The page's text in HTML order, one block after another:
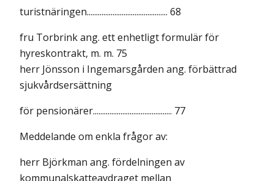
turistnäringen............................................ 68
fru Torbrink ang. ett enhetligt formulär för
hyreskontrakt, m. m. 75
herr Jönsson i Ingemarsgården ang. förbättrad
sjukvårdsersättning
för pensionärer........................................... 77
Meddelande om enkla frågor av:
herr Björkman ang. fördelningen av
kommunalskatteavdraget mellan